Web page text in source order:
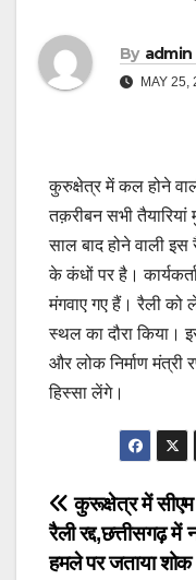
By admin
MAY 25,
कुरुक्षेत्र में कल होने
तक़रीबन सभी
साल बाद होने वाली इस
के कंधों पर है।
मंगवाए गए हैं। रैली को
स्थल का दौरा किया।
और लोक निर्माण मंत्री
हिस्सा लेंगे।
Post
कुरूक्षेत्र में
रैली रद्द,छत्तीसगढ़ में
हमले पर जताया शोक